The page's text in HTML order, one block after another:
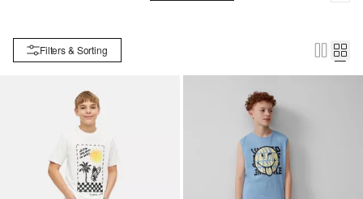
Filters & Sorting